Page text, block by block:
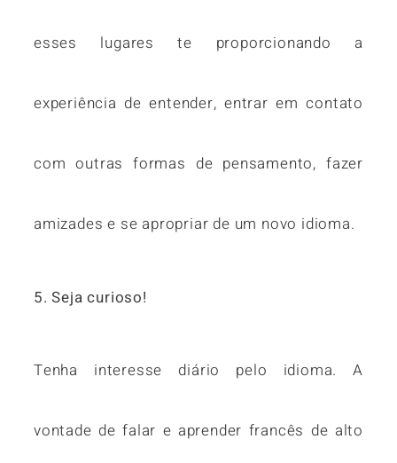
esses lugares te proporcionando a
experiência de entender, entrar em contato
com outras formas de pensamento, fazer
amizades e se apropriar de um novo idioma.
5. Seja curioso!
Tenha interesse diário pelo idioma. A
vontade de falar e aprender francês de alto